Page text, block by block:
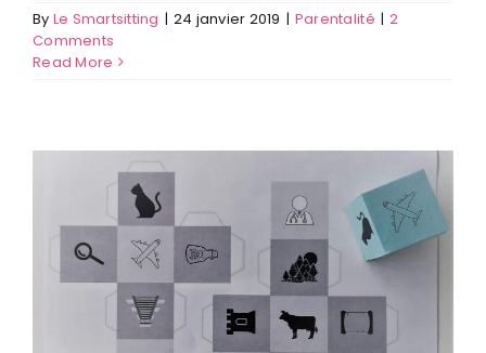
By Le Smartsitting | 24 janvier 2019 | Parentalité | 2
Comments
Read More